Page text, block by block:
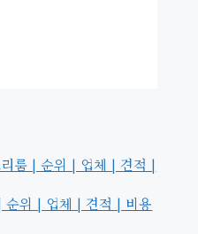
룸 | 순위 | 업체 | 견적 |
순위 | 업체 | 견적 | 비용